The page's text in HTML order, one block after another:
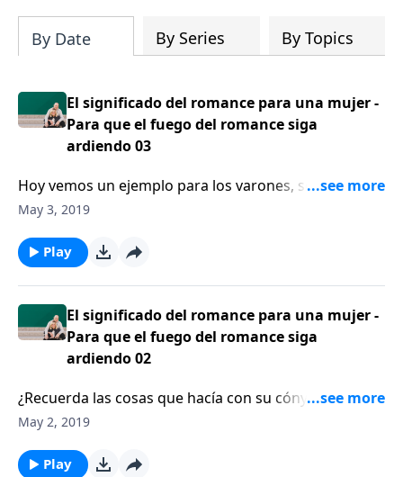
By Date By Series By Topics
El significado del romance para una mujer -
Para que el fuego del romance siga
ardiendo 03
Hoy vemos un ejemplo para los varones, sobre cómo
expresar su amor y devoción para su cónyuge. Los
sobre el tema del romance
May 3, 2019
Play
El significado del romance para una mujer -
Para que el fuego del romance siga
ardiendo 02
¿Recuerda las cosas que hacía con su cónyuge
cuando eran novios? En esta serie estamos hablando
May 2, 2019
Play